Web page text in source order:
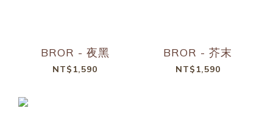
BROR - 夜黑
NT$1,590
BROR - 芥末
NT$1,590